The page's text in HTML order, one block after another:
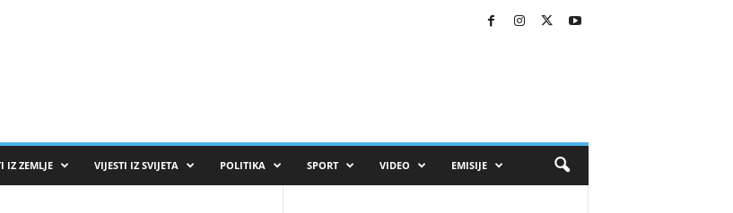
IZ ZEMLJE VIJESTI IZ SVIJETA POLITIKA SPORT VIDEO EMISIJE